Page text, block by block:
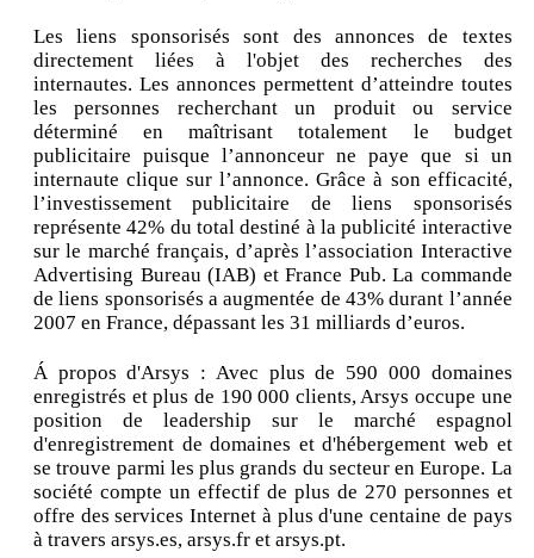
Les liens sponsorisés sont des annonces de textes
directement liées à l'objet des recherches des
internautes. Les annonces permettent d’atteindre toutes
les personnes recherchant un produit ou service
déterminé en maîtrisant totalement le budget
publicitaire puisque l’annonceur ne paye que si un
internaute clique sur l’annonce. Grâce à son efficacité,
l’investissement publicitaire de liens sponsorisés
représente 42% du total destiné à la publicité interactive
sur le marché français, d’après l’association Interactive
Advertising Bureau (IAB) et France Pub. La commande
de liens sponsorisés a augmentée de 43% durant l’année
2007 en France, dépassant les 31 milliards d’euros.
Á propos d'Arsys : Avec plus de 590 000 domaines
enregistrés et plus de 190 000 clients, Arsys occupe une
position de leadership sur le marché espagnol
d'enregistrement de domaines et d'hébergement web et
se trouve parmi les plus grands du secteur en Europe. La
société compte un effectif de plus de 270 personnes et
offre des services Internet à plus d'une centaine de pays
à travers arsys.es, arsys.fr et arsys.pt.